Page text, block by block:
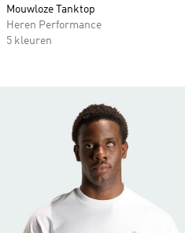
Mouwloze Tanktop
Heren Performance
5 kleuren